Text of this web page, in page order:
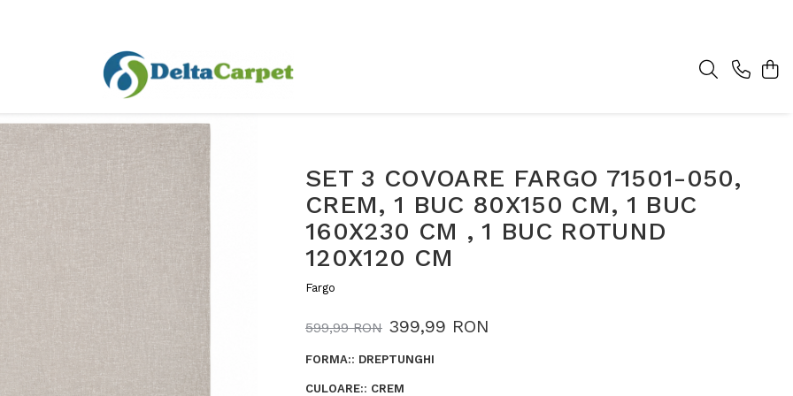
SET 3 COVOARE FARGO 71501-050,
CREM, 1 BUC 80X150 CM, 1 BUC
160X230 CM , 1 BUC ROTUND
120X120 CM
Fargo
599,99 RON 399,99 RON
FORMA:: DREPTUNGHI
CULOARE:: CREM